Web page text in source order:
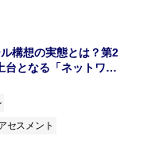
構想の実態とは？第2
台となる「ネットワー
ト」の重要性やポイン
セスメント